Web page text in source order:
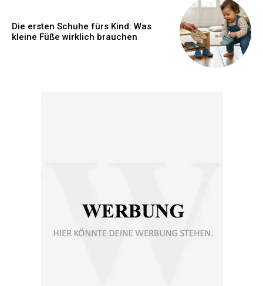
Die ersten Schuhe fürs Kind: Was
kleine Füße wirklich brauchen